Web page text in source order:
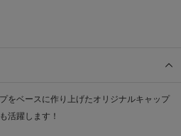
をベースに作り上げたオリジナルキャップ
活躍します！